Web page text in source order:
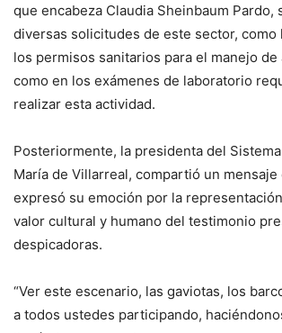
que encabeza Claudia Sheinbaum Pardo,
diversas solicitudes de este sector, como
los permisos sanitarios para el manejo de
como en los exámenes de laboratorio
realizar esta actividad.
Posteriormente, la presidenta del Sistema
María de Villarreal, compartió un mensaje
expresó su emoción por la
valor cultural y humano del testimonio
despicadoras.
“Ver este escenario, las gaviotas, los
a todos ustedes participando,